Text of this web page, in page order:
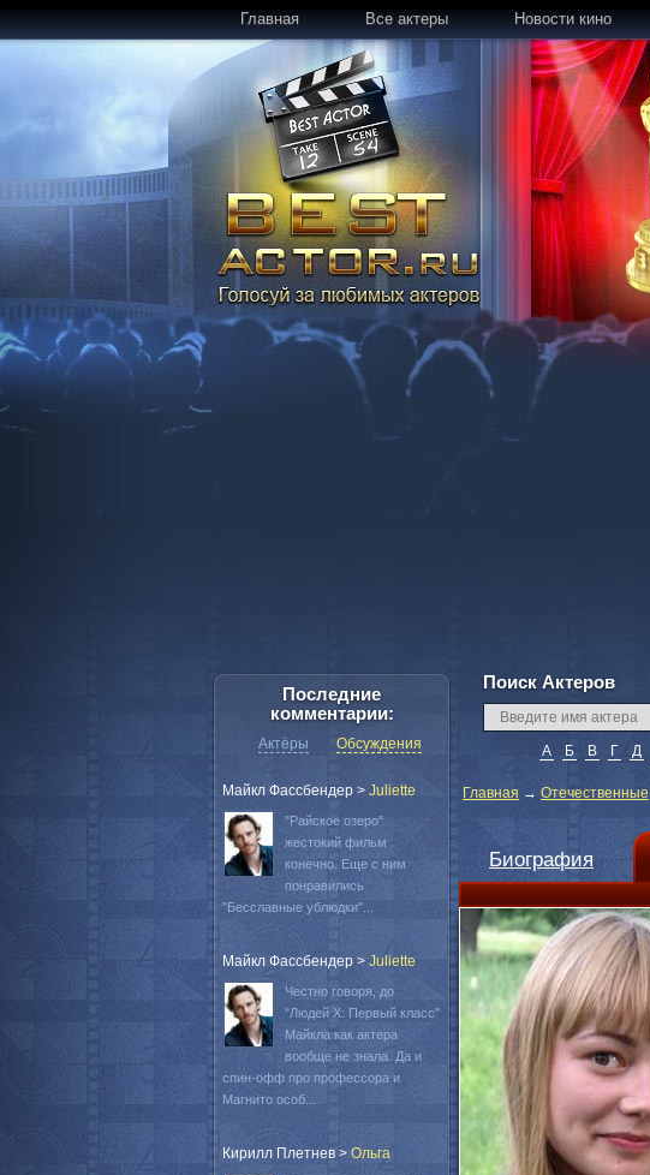
Главная Все актеры Новости кино
Поиск Актеров
А Б В Г Д
Главная → Отечественные
Биография
Последние
комментарии:
Актёры Обсуждения
Майкл Фассбендер > Juliette
"Райское озеро"
жестокий фильм
конечно. Еще с ним
понравились
"Бесславные ублюдки"...
Майкл Фассбендер > Juliette
Честно говоря, до
"Людей Х: Первый класс"
Майкла как актера
вообще не знала. Да и
спин-офф про профессора и
Магнито особ...
Кирилл Плетнев > Oльга